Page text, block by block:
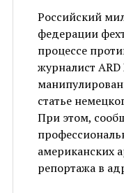
Российский
федерации
процессе
журналист
статье
При этом,
американских
репортажа в